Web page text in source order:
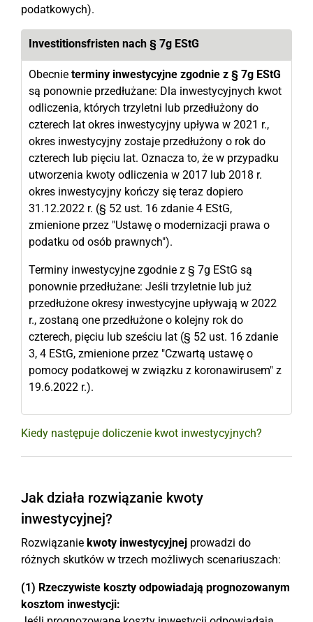
podatkowych).
Investitionsfristen nach § 7g EStG
Obecnie terminy inwestycyjne zgodnie z § 7g EStG
są ponownie przedłużane: Dla inwestycyjnych kwot
odliczenia, których trzyletni lub przedłużony do
czterech lat okres inwestycyjny upływa w 2021 r.,
okres inwestycyjny zostaje przedłużony o rok do
czterech lub pięciu lat. Oznacza to, że w przypadku
utworzenia kwoty odliczenia w 2017 lub 2018 r.
okres inwestycyjny kończy się teraz dopiero
31.12.2022 r. (§ 52 ust. 16 zdanie 4 EStG,
zmienione przez "Ustawę o modernizacji prawa o
podatku od osób prawnych").
Terminy inwestycyjne zgodnie z § 7g EStG są
ponownie przedłużane: Jeśli trzyletnie lub już
przedłużone okresy inwestycyjne upływają w 2022
r., zostaną one przedłużone o kolejny rok do
czterech, pięciu lub sześciu lat (§ 52 ust. 16 zdanie
3, 4 EStG, zmienione przez "Czwartą ustawę o
pomocy podatkowej w związku z koronawirusem" z
19.6.2022 r.).
Kiedy następuje doliczenie kwot inwestycyjnych?
Jak działa rozwiązanie kwoty
inwestycyjnej?
Rozwiązanie kwoty inwestycyjnej prowadzi do
różnych skutków w trzech możliwych scenariuszach:
(1) Rzeczywiste koszty odpowiadają prognozowanym
kosztom inwestycji: